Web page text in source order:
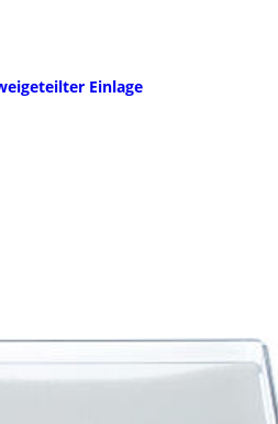
Einlage